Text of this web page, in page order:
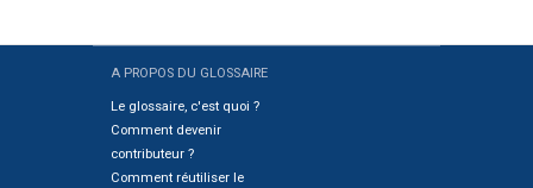
SitemapA PROPOS DU GLOSSAIRE
Le glossaire, c'est quoi ?
Comment devenir
contributeur ?
Comment réutiliser le